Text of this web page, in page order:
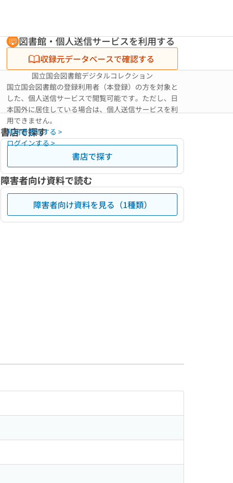
図書館・個人送信サービスを利用する
収録元データベースで確認する
国立国会図書館デジタルコレクション
国立国会図書館の登録利用者（本登録）の方を対象と
した、個人送信サービスで閲覧可能です。ただし、日
本国外に居住している場合は、個人送信サービスを利
用できません。
利用者登録する >
ログインする >
書店で探す
書店で探す
障害者向け資料で読む
障害者向け資料を見る（1種類）